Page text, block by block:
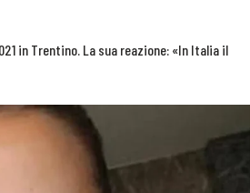
in Trentino. La sua reazione: «In Italia il